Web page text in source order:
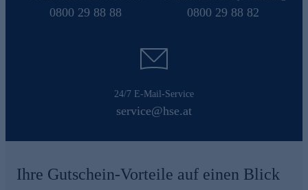
0800 29 88 88 0800 29 88 82
24/7 E-Mail-Service
service@hse.at
Ihre Gutschein-Vorteile auf einen Blick